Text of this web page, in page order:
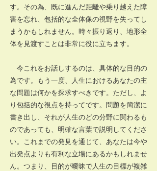
す。その為、既に進んだ距離や乗り越えた障
害を忘れ、包括的な全体像の視野を失ってし
まうかもしれません。時々振り返り、地形全
体を見渡すことは非常に役に立ちます。
今これをお話しするのは、具体的な目的の
為です。もう一度、人生におけるあなたの主
な問題は何かを探求すべきです。ただし、よ
り包括的な視点を持ってです。問題を簡潔に
書き出し、それが人生のどの分野に関わるも
のであっても、明確な言葉で説明してくださ
い。これまでの発見を通じて、あなたは今や
出発点よりも有利な立場にあるかもしれませ
ん。つまり、目的が曖昧で人生の目標が複雑